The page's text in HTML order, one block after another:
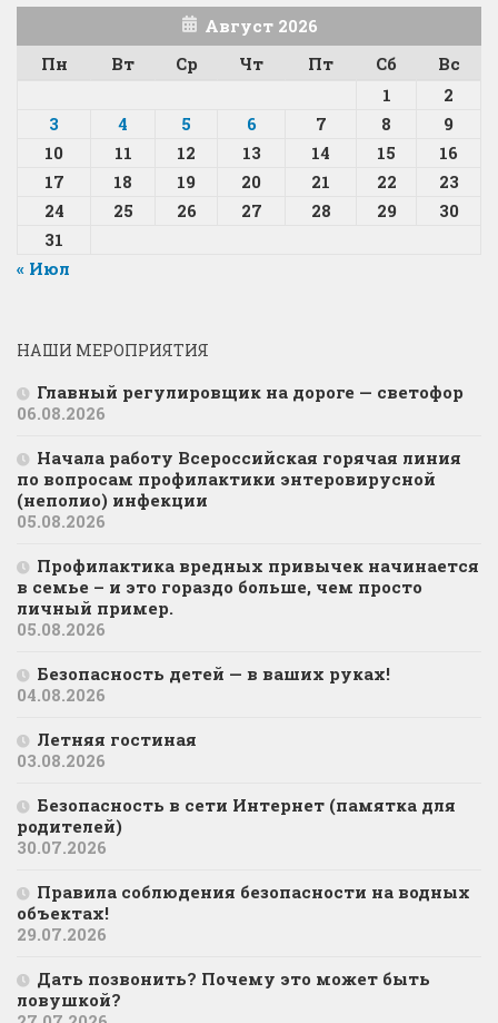
Август 2026
Пн
Вт Ср Чт Пт Сб
Вс
1
2
3
4 5 6 7 8
9
10
11 12 13 14 15
16
17
18 19 20 21 22
23
24
25 26 27 28 29
30
31
« Июл
НАШИ МЕРОПРИЯТИЯ
Главный регулировщик на дороге — светофор
06.08.2026
Начала работу Всероссийская горячая линия
по вопросам профилактики энтеровирусной
(неполио) инфекции
05.08.2026
Профилактика вредных привычек начинается
в семье – и это гораздо больше, чем просто
личный пример.
05.08.2026
Безопасность детей — в ваших руках!
04.08.2026
Летняя гостиная
03.08.2026
Безопасность в сети Интернет (памятка для
родителей)
30.07.2026
Правила соблюдения безопасности на водных
объектах!
29.07.2026
Дать позвонить? Почему это может быть
ловушкой?